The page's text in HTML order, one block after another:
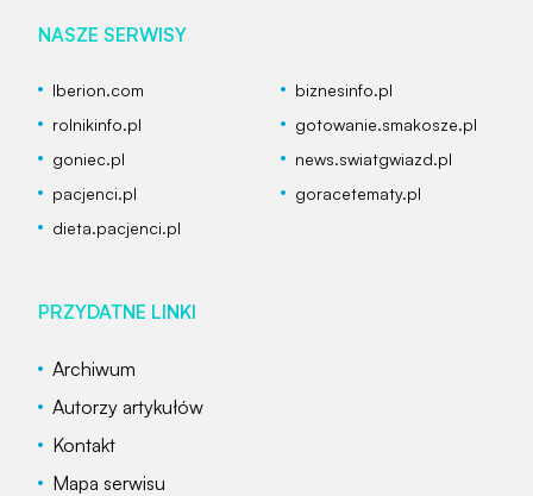
NASZE SERWISY
Iberion.com
biznesinfo.pl
rolnikinfo.pl
gotowanie.smakosze.pl
goniec.pl
news.swiatgwiazd.pl
pacjenci.pl
goracetematy.pl
dieta.pacjenci.pl
PRZYDATNE LINKI
Archiwum
Autorzy artykułów
Kontakt
Mapa serwisu